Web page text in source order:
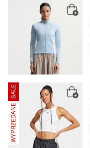
SALE
WYPRZEDANE